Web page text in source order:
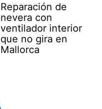
Reparación de
nevera con
ventilador interior
que no gira en
Mallorca